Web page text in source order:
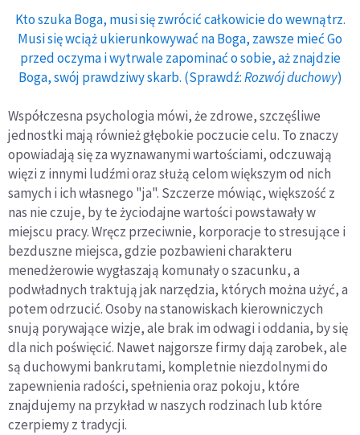
Kto szuka Boga, musi się zwrócić całkowicie do wewnątrz.
Musi się wciąż ukierunkowywać na Boga, zawsze mieć Go
przed oczyma i wytrwale zapominać o sobie, aż znajdzie
Boga, swój prawdziwy skarb. (Sprawdź:Rozwój duchowy)
Współczesna psychologia mówi, że zdrowe, szczęśliwe
jednostki mają również głębokie poczucie celu. To znaczy
opowiadają się za wyznawanymi wartościami, odczuwają
więzi z innymi ludźmi oraz służą celom większym od nich
samych i ich własnego "ja". Szczerze mówiąc, większość z
nas nie czuje, by te życiodajne wartości powstawały w
miejscu pracy. Wręcz przeciwnie, korporacje to stresujące i
bezduszne miejsca, gdzie pozbawieni charakteru
menedżerowie wygłaszają komunały o szacunku, a
podwładnych traktują jak narzędzia, których można użyć, a
potem odrzucić. Osoby na stanowiskach kierowniczych
snują porywające wizje, ale brak im odwagi i oddania, by się
dla nich poświęcić. Nawet najgorsze firmy dają zarobek, ale
są duchowymi bankrutami, kompletnie niezdolnymi do
zapewnienia radości, spełnienia oraz pokoju, które
znajdujemy na przykład w naszych rodzinach lub które
czerpiemy z tradycji.